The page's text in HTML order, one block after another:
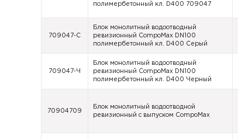
полимербетонный кл. D400 709047
709047-С
Блок монолитный водоотводный
ревизионный CompoMax DN100
полимербетонный кл. D400 Серый
709047-Ч
Блок монолитный водоотводный
ревизионный CompoMax DN100
полимербетонный кл. D400 Черный
70904709
Блок монолитный водоотводной
ревизионный с выпуском CompoMax